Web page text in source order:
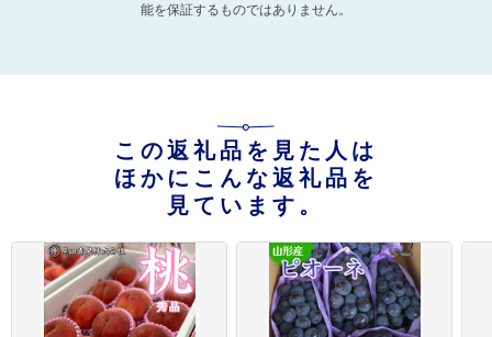
能を保証するものではありません。
この返礼品を見た人は
ほかにこんな返礼品を
見ています。